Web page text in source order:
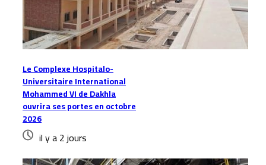
Le Complexe Hospitalo-
Universitaire International
Mohammed VI de Dakhla
ouvrira ses portes en octobre
2026
il y a 2 jours